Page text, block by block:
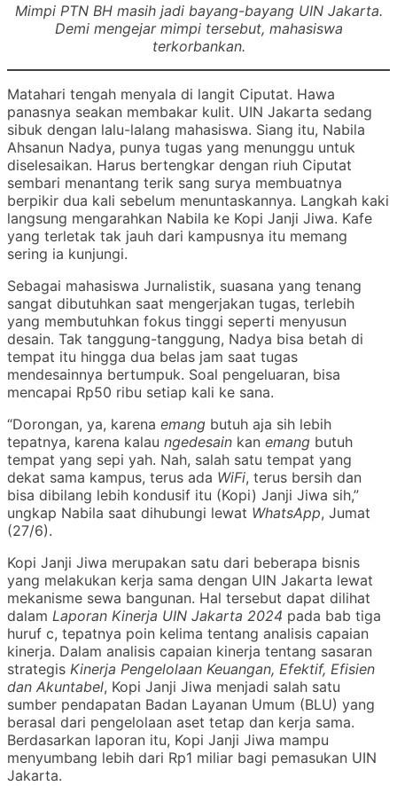
Mimpi PTN BH masih jadi bayang-bayang UIN Jakarta.
Demi mengejar mimpi tersebut, mahasiswa
terkorbankan.
Matahari tengah menyala di langit Ciputat. Hawa
panasnya seakan membakar kulit. UIN Jakarta sedang
sibuk dengan lalu-lalang mahasiswa. Siang itu, Nabila
Ahsanun Nadya, punya tugas yang menunggu untuk
diselesaikan. Harus bertengkar dengan riuh Ciputat
sembari menantang terik sang surya membuatnya
berpikir dua kali sebelum menuntaskannya. Langkah kaki
langsung mengarahkan Nabila ke Kopi Janji Jiwa. Kafe
yang terletak tak jauh dari kampusnya itu memang
sering ia kunjungi.
Sebagai mahasiswa Jurnalistik, suasana yang tenang
sangat dibutuhkan saat mengerjakan tugas, terlebih
yang membutuhkan fokus tinggi seperti menyusun
desain. Tak tanggung-tanggung, Nadya bisa betah di
tempat itu hingga dua belas jam saat tugas
mendesainnya bertumpuk. Soal pengeluaran, bisa
mencapai Rp50 ribu setiap kali ke sana.
“Dorongan, ya, karena emang butuh aja sih lebih
tepatnya, karena kalau ngedesain kan emang butuh
tempat yang sepi yah. Nah, salah satu tempat yang
dekat sama kampus, terus ada WiFi, terus bersih dan
bisa dibilang lebih kondusif itu (Kopi) Janji Jiwa sih,”
ungkap Nabila saat dihubungi lewat WhatsApp, Jumat
(27/6).
Kopi Janji Jiwa merupakan satu dari beberapa bisnis
yang melakukan kerja sama dengan UIN Jakarta lewat
mekanisme sewa bangunan. Hal tersebut dapat dilihat
dalam Laporan Kinerja UIN Jakarta 2024 pada bab tiga
huruf c, tepatnya poin kelima tentang analisis capaian
kinerja. Dalam analisis capaian kinerja tentang sasaran
strategis Kinerja Pengelolaan Keuangan, Efektif, Efisien
dan Akuntabel, Kopi Janji Jiwa menjadi salah satu
sumber pendapatan Badan Layanan Umum (BLU) yang
berasal dari pengelolaan aset tetap dan kerja sama.
Berdasarkan laporan itu, Kopi Janji Jiwa mampu
menyumbang lebih dari Rp1 miliar bagi pemasukan UIN
Jakarta.